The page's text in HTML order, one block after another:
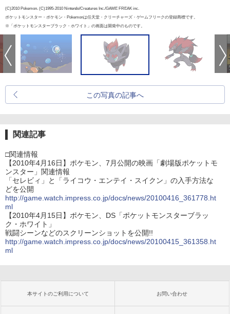
(C)2010 Pokemon. (C)1995-2010 Nintendo/Creatures Inc./GAME FREAK inc.
ポケットモンスター・ポケモン・Pokemonは任天堂・クリーチャーズ・ゲームフリークの登録商標です。
※「ポケットモンスターブラック・ホワイト」の画面は開発中のものです。
この写真の記事へ
関連記事
□関連情報
【2010年4月16日】ポケモン、7月公開の映画「劇場版ポケットモ
ンスター」関連情報
「セレビィ」と「ライコウ・エンテイ・スイクン」の入手方法な
どを公開
http://game.watch.impress.co.jp/docs/news/20100416_361778.ht
ml
【2010年4月15日】ポケモン、DS「ポケットモンスターブラッ
ク・ホワイト」
戦闘シーンなどのスクリーンショットを公開!!
http://game.watch.impress.co.jp/docs/news/20100415_361358.ht
ml
本サイトのご利用について お問い合わせ